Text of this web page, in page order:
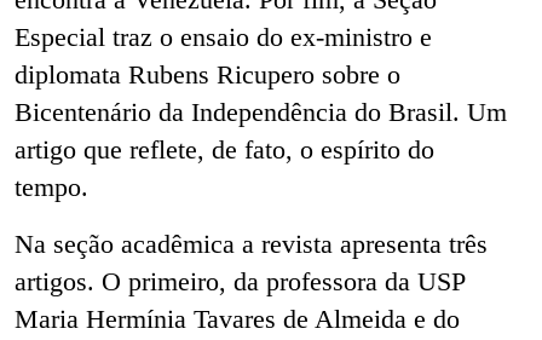
Especial traz o ensaio do ex-ministro e
diplomata Rubens Ricupero sobre o
Bicentenário da Independência do Brasil. Um
artigo que reflete, de fato, o espírito do
tempo.
Na seção acadêmica a revista apresenta três
artigos. O primeiro, da professora da USP
Maria Hermínia Tavares de Almeida e do